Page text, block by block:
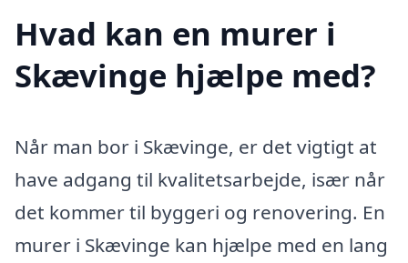
Hvad kan en murer i
Skævinge hjælpe med?
Når man bor i Skævinge, er det vigtigt at
have adgang til kvalitetsarbejde, især når
det kommer til byggeri og renovering. En
murer i Skævinge kan hjælpe med en lang